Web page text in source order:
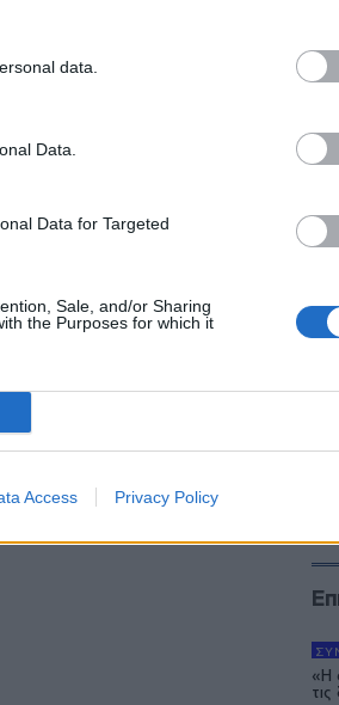
data.
Data.
Data for Targeted
Sale, and/or Sharing
the Purposes for which it
Access Privacy Policy
δοκιμαστικά
έτους, με τα
του μέτρου έγινε
και την
ήταν το
προκειμένου
υλικό χωρίς
«Η